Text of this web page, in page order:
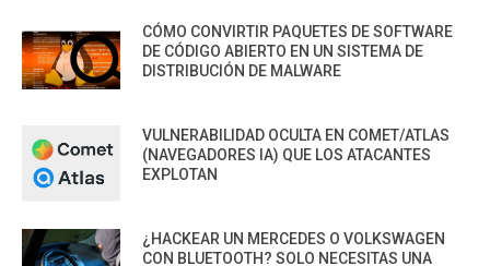
CÓMO CONVIRTIR PAQUETES DE SOFTWARE
DE CÓDIGO ABIERTO EN UN SISTEMA DE
DISTRIBUCIÓN DE MALWARE
VULNERABILIDAD OCULTA EN COMET/ATLAS
(NAVEGADORES IA) QUE LOS ATACANTES
EXPLOTAN
¿HACKEAR UN MERCEDES O VOLKSWAGEN
CON BLUETOOTH? SOLO NECESITAS UNA